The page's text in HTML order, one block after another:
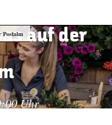
auf der
Uhr